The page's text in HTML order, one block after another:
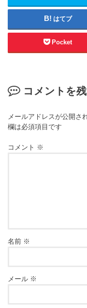
はてブ
Pocket
コメントを
メールアドレスが公開さ
欄は必須項目です
コメント ※
名前 ※
メール ※